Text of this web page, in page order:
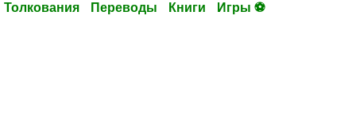
Толкования Переводы Книги Игры ⚽